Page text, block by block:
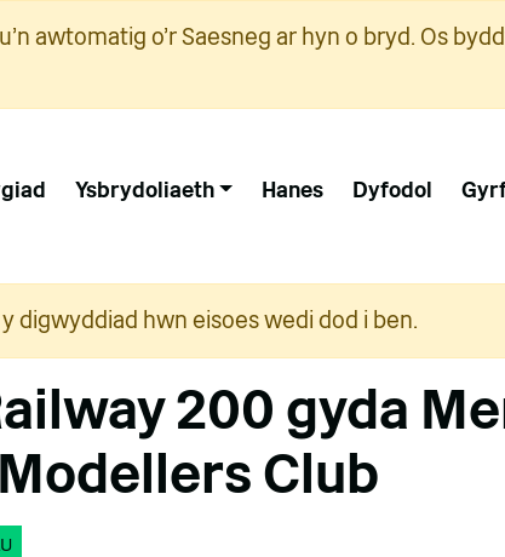
awtomatig o'r Saesneg ar hyn o bryd. Os
Ysbrydoliaeth Hanes Dyfodol
digwyddiad hwn eisoes wedi dod i ben.
200 gyda
Club